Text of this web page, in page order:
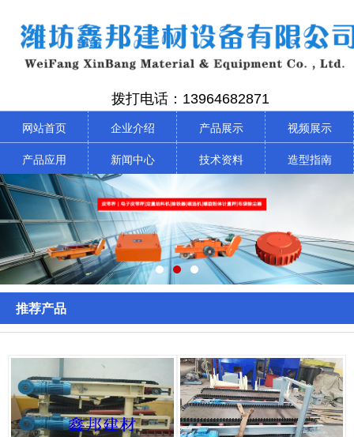
拨打电话：13964682871
网站首页
企业介绍 产品展示
视频展示
产品应用
新闻中心 技术资料 造型指南
推荐产品